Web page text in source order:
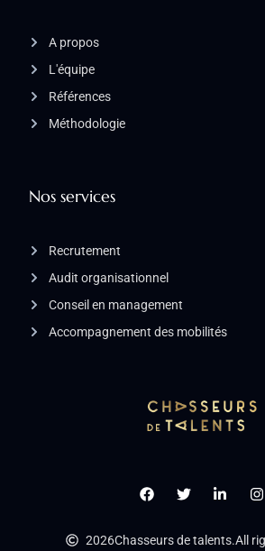
2026Chasseurs de talents.All
Nos services
Recrutement
Audit organisationnel
Conseil en management
Accompagnement des mobilités
A propos
L'équipe
Références
Méthodologie